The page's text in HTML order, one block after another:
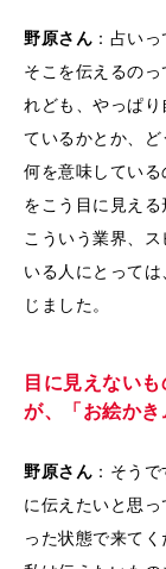
野原さん ：占い
そこを伝えるの
れども、やっぱ
ているかとか、ど
何を意味してい
をこう目に見え
こういう業界、
いる人にとって
じました。
目に見えない
が、「お絵かき
野原さん ：そう
に伝えたいと思
った状態で来て